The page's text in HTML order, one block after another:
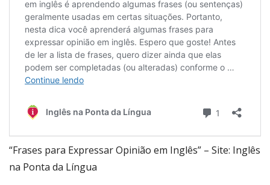
“Frases para Expressar Opinião em Inglês” – Site: Inglês
na Ponta da Língua